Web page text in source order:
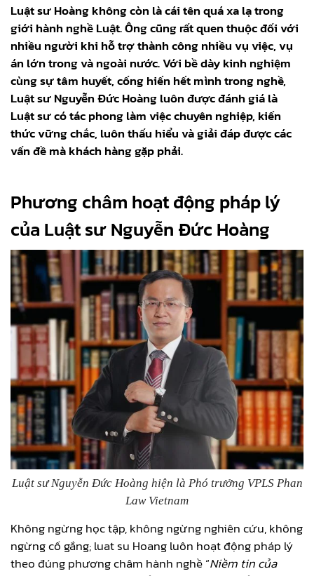
Luật sư Hoàng không còn là cái tên quá xa lạ trong
giới hành nghề Luật. Ông cũng rất quen thuộc đối với
nhiều người khi hỗ trợ thành công nhiều vụ việc, vụ
án lớn trong và ngoài nước. Với bề dày kinh nghiệm
cùng sự tâm huyết, cống hiến hết mình trong nghề,
Luật sư Nguyễn Đức Hoàng luôn được đánh giá là
Luật sư có tác phong làm việc chuyên nghiệp, kiến
thức vững chắc, luôn thấu hiểu và giải đáp được các
vấn đề mà khách hàng gặp phải.
Phương châm hoạt động pháp lý
của Luật sư Nguyễn Đức Hoàng
Luật sư Nguyễn Đức Hoàng hiện là Phó trưởng VPLS Phan
Law Vietnam
Không ngừng học tập, không ngừng nghiên cứu, không
ngừng cố gắng; luat su Hoang luôn hoạt động pháp lý
theo đúng phương châm hành nghề “Niềm tin của